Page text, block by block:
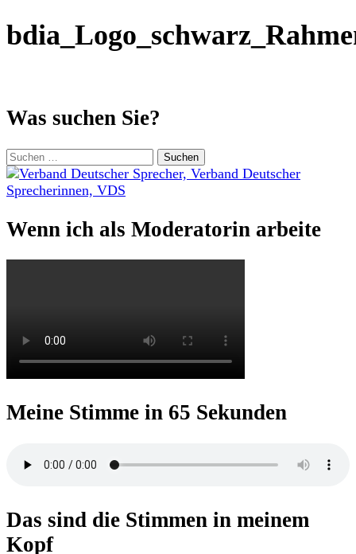
Was suchen Sie?
Suchen
nach:
Wenn ich als Moderatorin arbeite
Meine Stimme in 65 Sekunden
Das sind die Stimmen in meinem
Kopf